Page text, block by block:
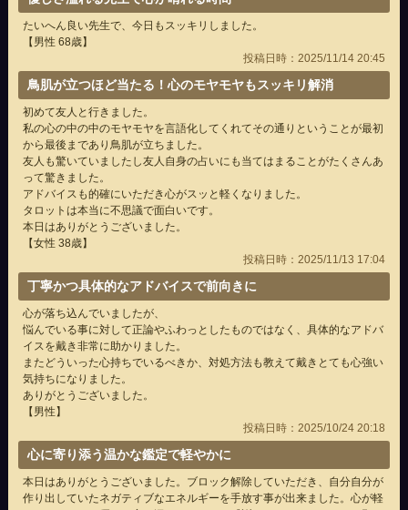
たいへん良い先生で、今日もスッキリしました。
【男性 68歳】
投稿日時：2025/11/14 20:45
鳥肌が立つほど当たる！心のモヤモヤもスッキリ解消
初めて友人と行きました。
私の心の中の中のモヤモヤを言語化してくれてその通りということが最初
から最後まであり鳥肌が立ちました。
友人も驚いていましたし友人自身の占いにも当てはまることがたくさんあ
って驚きました。
アドバイスも的確にいただき心がスッと軽くなりました。
タロットは本当に不思議で面白いです。
本日はありがとうございました。
【女性 38歳】
投稿日時：2025/11/13 17:04
丁寧かつ具体的なアドバイスで前向きに
心が落ち込んでいましたが、
悩んでいる事に対して正論やふわっとしたものではなく、具体的なアドバ
イスを戴き非常に助かりました。
またどういった心持ちでいるべきか、対処方法も教えて戴きとても心強い
気持ちになりました。
ありがとうございました。
【男性】
投稿日時：2025/10/24 20:18
心に寄り添う温かな鑑定で軽やかに
本日はありがとうございました。ブロック解除していただき、自分自分が
作り出していたネガティブなエネルギーを手放す事が出来ました。心が軽